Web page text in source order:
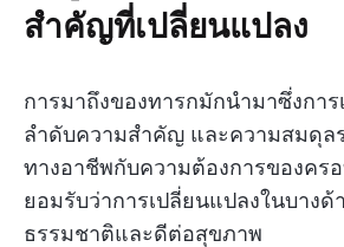
สำคัญที่เปลี่ยนแปลง
การมาถึงของทารกมักนำมาซึ่งกา
ลำดับความสำคัญ และความสมดุล
ทางอาชีพกับความต้องการของคร
ยอมรับว่าการเปลี่ยนแปลงในบางด้
ธรรมชาติและดีต่อสุขภาพ